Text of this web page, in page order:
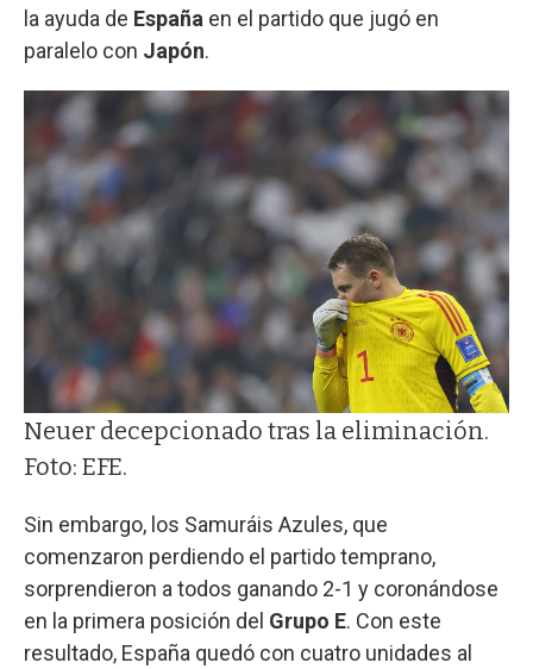
la ayuda de España en el partido que jugó en
paralelo con Japón.
Neuer decepcionado tras la eliminación.
Foto: EFE.
Sin embargo, los Samuráis Azules, que
comenzaron perdiendo el partido temprano,
sorprendieron a todos ganando 2-1 y coronándose
en la primera posición del Grupo E. Con este
resultado, España quedó con cuatro unidades al